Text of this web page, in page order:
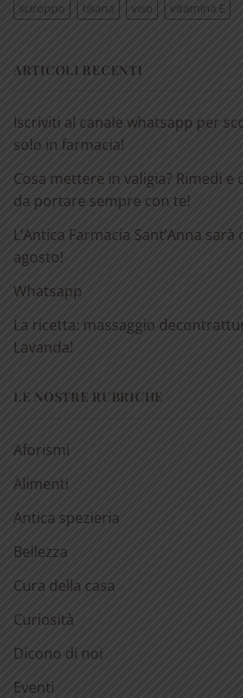
sciroppo
tisana viso vitamina E
ARTICOLI RECENTI
Iscriviti al canale whatsapp per
solo in farmacia!
Cosa mettere in valigia? Rimedi e
da portare sempre con te!
L’Antica Farmacia Sant’Anna
agosto!
Whatsapp
La ricetta: massaggio
Lavanda!
LE NOSTRE RUBRICHE
Aforismi
Alimenti
Antica spezieria
Bellezza
Cura della casa
Curiosità
Dicono di noi
Eventi